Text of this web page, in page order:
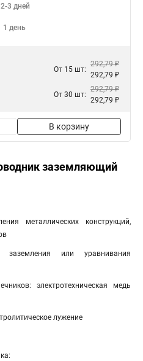
2-3 дней
1 день
От 15 шт:
292,79 ₽
292,79 ₽
От 30 шт:
292,79 ₽
292,79 ₽
В корзину
заземляющий
металлических конструкций,
заземления или уравнивания
электротехническая медь
лужение